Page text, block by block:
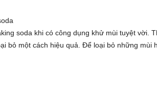
soda khi có công dụng khử mùi tuyệt vời.
bỏ một cách hiệu quả. Để loại bỏ những